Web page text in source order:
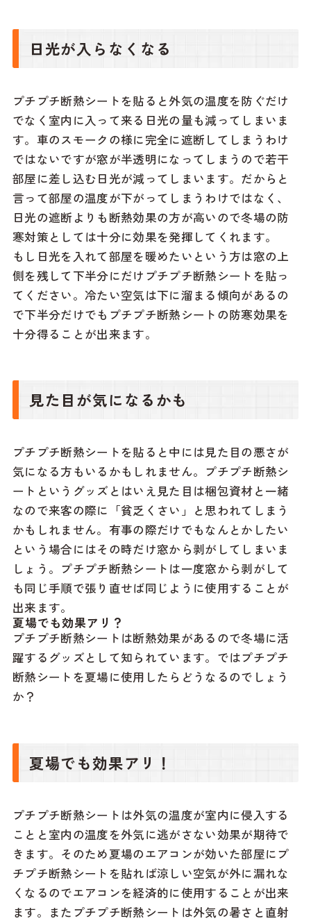
日光が入らなくなる
プチプチ断熱シートを貼ると外気の温度を防ぐだけ
でなく室内に入って来る日光の量も減ってしまいま
す。車のスモークの様に完全に遮断してしまうわけ
ではないですが窓が半透明になってしまうので若干
部屋に差し込む日光が減ってしまいます。だからと
言って部屋の温度が下がってしまうわけではなく、
日光の遮断よりも断熱効果の方が高いので冬場の防
寒対策としては十分に効果を発揮してくれます。
もし日光を入れて部屋を暖めたいという方は窓の上
側を残して下半分にだけプチプチ断熱シートを貼っ
てください。冷たい空気は下に溜まる傾向があるの
で下半分だけでもプチプチ断熱シートの防寒効果を
十分得ることが出来ます。
見た目が気になるかも
プチプチ断熱シートを貼ると中には見た目の悪さが
気になる方もいるかもしれません。プチプチ断熱シ
ートというグッズとはいえ見た目は梱包資材と一緒
なので来客の際に「貧乏くさい」と思われてしまう
かもしれません。有事の際だけでもなんとかしたい
という場合にはその時だけ窓から剥がしてしまいま
しょう。プチプチ断熱シートは一度窓から剥がして
も同じ手順で張り直せば同じように使用することが
出来ます。
夏場でも効果アリ？
プチプチ断熱シートは断熱効果があるので冬場に活
躍するグッズとして知られています。ではプチプチ
断熱シートを夏場に使用したらどうなるのでしょう
か？
夏場でも効果アリ！
プチプチ断熱シートは外気の温度が室内に侵入する
ことと室内の温度を外気に逃がさない効果が期待で
きます。そのため夏場のエアコンが効いた部屋にプ
チプチ断熱シートを貼れば涼しい空気が外に漏れな
くなるのでエアコンを経済的に使用することが出来
ます。またプチプチ断熱シートは外気の暑さと直射